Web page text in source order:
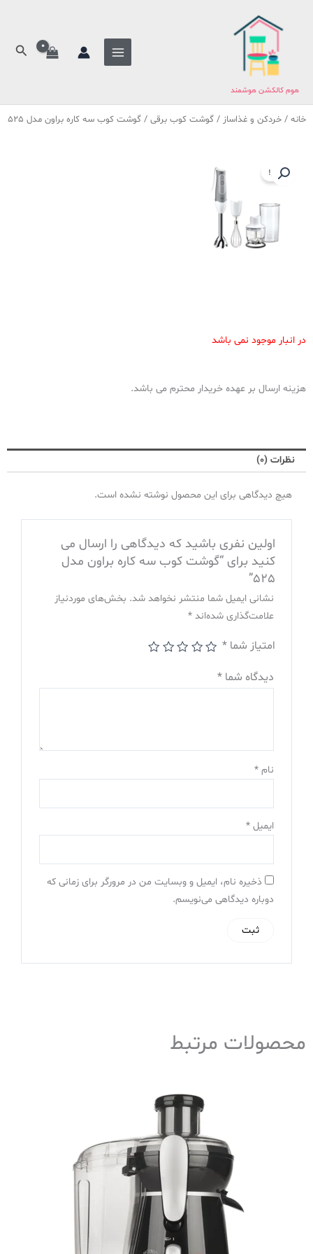
هوم کالکشن هوشمند
خانه / خردکن و غذاساز / گوشت کوب برقی / گوشت کوب سه کاره براون مدل 525
حراج!
در انبار موجود نمی باشد
هزینه ارسال بر عهده خریدار محترم می باشد.
نظرات (0)
هیچ دیدگاهی برای این محصول نوشته نشده است.
اولین نفری باشید که دیدگاهی را ارسال می
کنید برای “گوشت کوب سه کاره براون مدل
525”
نشانی ایمیل شما منتشر نخواهد شد. بخش‌های موردنیاز
علامت‌گذاری شده‌اند *
امتیاز شما *
دیدگاه شما *
نام *
ایمیل *
ذخیره نام، ایمیل و وبسایت من در مرورگر برای زمانی که
دوباره دیدگاهی می‌نویسم.
محصولات مرتبط